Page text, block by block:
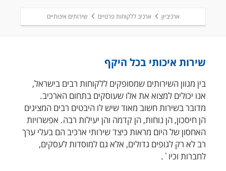
ארכיביון ארכיב ללקוחות פרטיים שירותים איכותיים
שירות איכותי בכל היקף
בין מגוון השירותים שמסופקים ללקוחות רבים בישראל,
אנו יכולים למצוא את אלו שעוסקים בתחום הארכיב.
מדובר בשירות חשוב מאוד שיש לו היבטים רבים המציגים
הן חיסכון, הן נוחות, הן קדמה והן יעילות רבה. אפשרויות
האחסון של היום מראות כיצד שירותי ארכיב הם בעלי ערך
רב לא רק לגופים גדולים, אלא גם למוסדות לעסקים,
לחברות וכיו`.